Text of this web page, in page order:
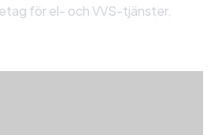
för el- och VVS-tjänster.